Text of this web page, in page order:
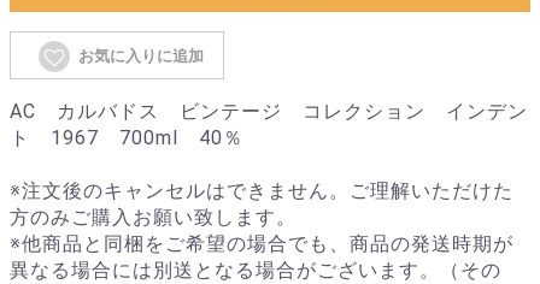
お気に入りに追加
AC カルバドス ビンテージ コレクション インデン
ト 1967 700ml 40％
※注文後のキャンセルはできません。ご理解いただけた
方のみご購入お願い致します。
※他商品と同梱をご希望の場合でも、商品の発送時期が
異なる場合には別送となる場合がございます。（その